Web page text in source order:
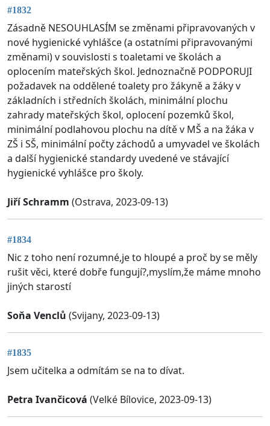
#1832
Zásadně NESOUHLASÍM se změnami připravovaných v
nové hygienické vyhlášce (a ostatními připravovanými
změnami) v souvislosti s toaletami ve školách a
oplocením mateřských škol. Jednoznačně PODPORUJI
požadavek na oddělené toalety pro žákyně a žáky v
základních i středních školách, minimální plochu
zahrady mateřských škol, oplocení pozemků škol,
minimální podlahovou plochu na dítě v MŠ a na žáka v
ZŠ i SŠ, minimální počty záchodů a umyvadel ve školách
a další hygienické standardy uvedené ve stávající
hygienické vyhlášce pro školy.
Jiří Schramm (Ostrava, 2023-09-13)
#1834
Nic z toho není rozumné,je to hloupé a proč by se měly
rušit věci, které dobře fungují?,myslím,že máme mnoho
jiných starostí
Soňa Venclů (Svijany, 2023-09-13)
#1835
Jsem učitelka a odmítám se na to dívat.
Petra Ivančicová (Velké Bílovice, 2023-09-13)